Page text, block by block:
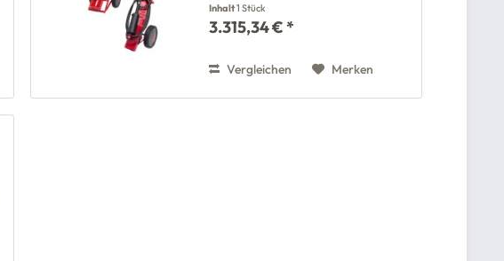
Inhalt1 Stück
3.315,34 € *
Vergleichen Merken